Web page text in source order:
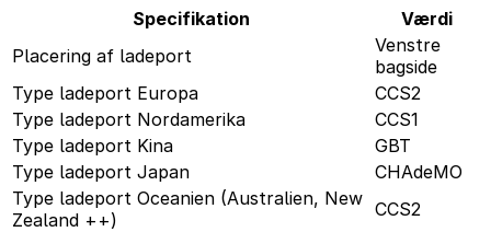
Specifikation
Værdi
Placering af ladeport
Venstre
bagside
Type ladeport Europa
CCS2
Type ladeport Nordamerika
CCS1
Type ladeport Kina
GBT
Type ladeport Japan
CHAdeMO
Type ladeport Oceanien (Australien, New
Zealand ++)
CCS2